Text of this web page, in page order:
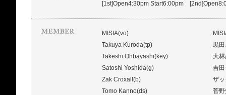
[1st]Open4:30pm Start6:00pm
MISIA(vo)
Takuya Kuroda(tp)
黒
Takeshi Ohbayashi(key)
大
Satoshi Yoshida(g)
吉
Zak Croxall(b)
ザ
Tomo Kanno(ds)
菅